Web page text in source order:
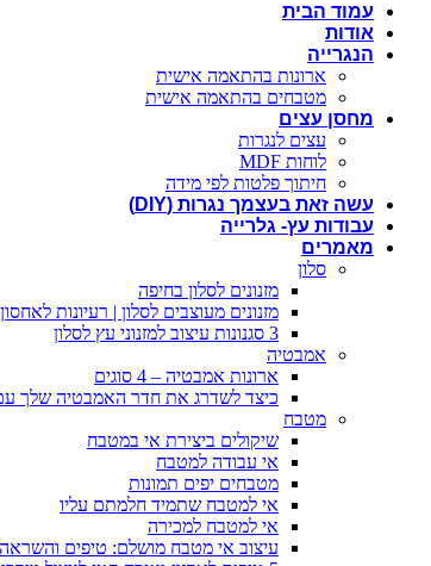
עמוד הבית
אודות
הנגרייה
ארונות בהתאמה אישית
מטבחים בהתאמה אישית
מחסן עצים
עצים לנגרות
לוחות MDF
חיתוך פלטות לפי מידה
עשה זאת בעצמך נגרות (DIY)
עבודות עץ- גלרייה
מאמרים
סלון
מזנונים לסלון בחיפה
מזנונים מעוצבים לסלון | רעיונות לאחסון
3 סגנונות עיצוב למזנוני עץ לסלון
אמבטיה
ארונות אמבטיה – 4 סוגים
כיצד לשדרג את חדר האמבטיה שלך
מטבח
שיקולים ביצירת אי במטבח
אי עבודה למטבח
מטבחים יפים תמונות
אי למטבח שתמיד חלמתם עליו
אי למטבח למכירה
עיצוב אי מטבח מושלם: טיפים והשראה